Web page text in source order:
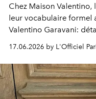
Chez Maison
leur vocabulaire formel
Valentino Garavani:
les branches comme
l’inverse, les modèles
plus architecturée,
et des lignes
17.06.2026 by L'Officiel